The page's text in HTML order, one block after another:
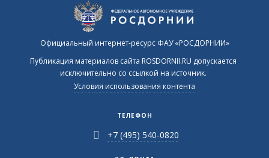
Официальный интернет-ресурс ФАУ «РОСДОРНИИ»
Публикация материалов сайта ROSDORNII.RU допускается
исключительно со ссылкой на источник.
Условия использования контента
ТЕЛЕФОН
+7 (495) 540-0820